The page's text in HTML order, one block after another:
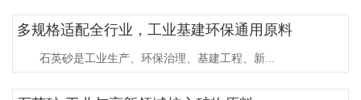
多规格适配全行业，工业基建环保通用原料
石英砂是工业生产、环保治理、基建工程、新...